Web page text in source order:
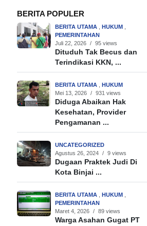
BERITA POPULER
BERITA UTAMA , HUKUM ,
PEMERINTAHAN
Juli 22, 2026
/ 95 views
Dituduh Tak Becus dan
Terindikasi KKN, ...
BERITA UTAMA , HUKUM
Mei 13, 2026
/ 931 views
Diduga Abaikan Hak
Kesehatan, Provider
Pengamanan ...
UNCATEGORIZED
Agustus 26, 2024
/ 9 views
Dugaan Praktek Judi Di
Kota Binjai ...
BERITA UTAMA , HUKUM ,
PEMERINTAHAN
Maret 4, 2026
/ 89 views
Warga Asahan Gugat PT